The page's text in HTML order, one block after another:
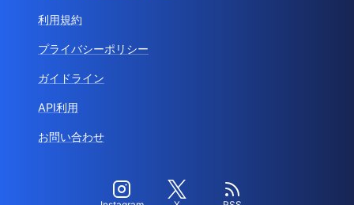
利用規約
プライバシーポリシー
ガイドライン
API利用
お問い合わせ